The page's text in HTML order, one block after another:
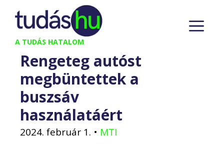
Kilépés
tartalomba
A TUDÁS HATALOM
Rengeteg autóst
megbüntettek a
buszsáv
használatáért
2024. február 1. • MTI